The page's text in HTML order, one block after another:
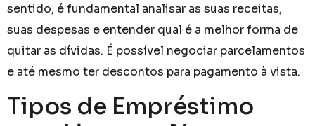
sentido, é fundamental analisar as suas receitas,
suas despesas e entender qual é a melhor forma de
quitar as dívidas. É possível negociar parcelamentos
e até mesmo ter descontos para pagamento à vista.
Tipos de Empréstimo